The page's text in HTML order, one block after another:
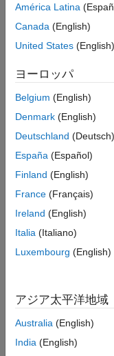
América Latina
Canada (English)
United States (English)
ヨーロッパ
Belgium (English)
Denmark (English)
Deutschland (Deutsch)
España (Español)
Finland (English)
France (Français)
Ireland (English)
Italia (Italiano)
Luxembourg (English)
アジア太平洋地域
Australia (English)
India (English)
トラストセンター
違法コピー防止
© 1994-2026 The